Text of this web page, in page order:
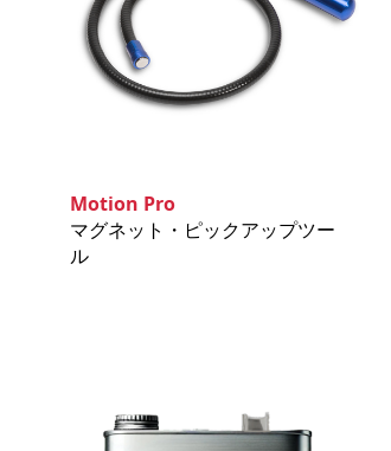
Motion Pro
マグネット・ピックアップツー
ル